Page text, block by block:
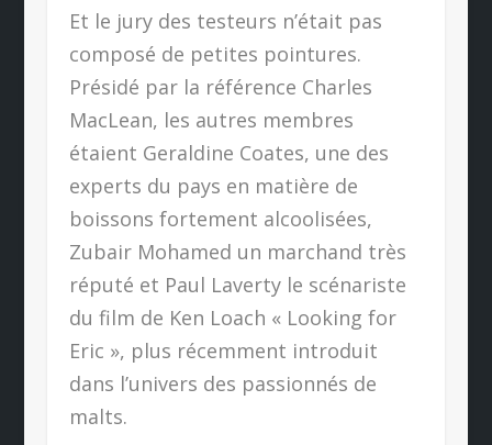
Et le jury des testeurs n’était pas
composé de petites pointures.
Présidé par la référence Charles
MacLean, les autres membres
étaient Geraldine Coates, une des
experts du pays en matière de
boissons fortement alcoolisées,
Zubair Mohamed un marchand très
réputé et Paul Laverty le scénariste
du film de Ken Loach « Looking for
Eric », plus récemment introduit
dans l’univers des passionnés de
malts.